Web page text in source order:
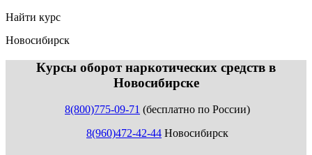
Найти курс
Новосибирск
Курсы оборот наркотических средств в
Новосибирске
8(800)775-09-71 (бесплатно по России)
8(960)472-42-44 Новосибирск